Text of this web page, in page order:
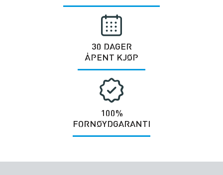
30 DAGER
ÅPENT KJØP
100%
FORNØYDGARANTI